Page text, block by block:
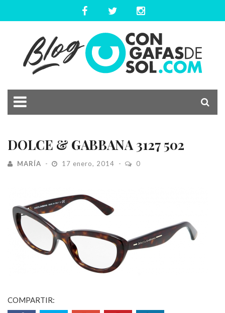
DOLCE & GABBANA 3127 502
MARÍA 17 enero, 2014 0
COMPARTIR: